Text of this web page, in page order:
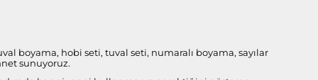
boyama, hobi seti, tuval seti, numaralı boyama, sayılar
sunuyoruz.